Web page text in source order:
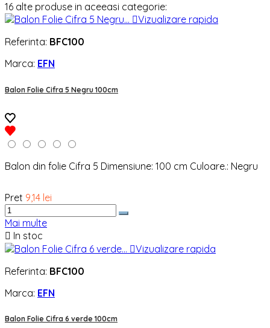
16 alte produse in aceeasi categorie:
Vizualizare rapida
Referinta: BFC100
Marca: EFN
Balon Folie Cifra 5 Negru 100cm
Balon din folie Cifra 5 Dimensiune: 100 cm Culoare.: Negru
Pret 9,14 lei
Mai multe
 In stoc
Vizualizare rapida
Referinta: BFC100
Marca: EFN
Balon Folie Cifra 6 verde 100cm